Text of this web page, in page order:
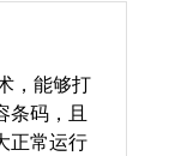
，能够打
条码，且
正常运行